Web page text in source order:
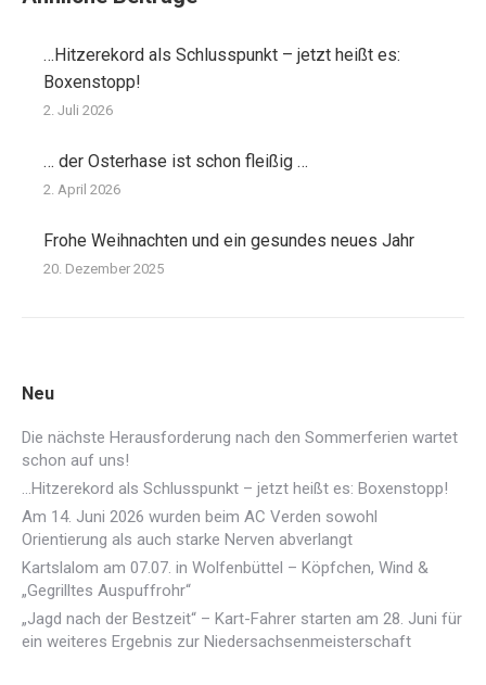
…Hitzerekord als Schlusspunkt – jetzt heißt es:
Boxenstopp!
2. Juli 2026
… der Osterhase ist schon fleißig …
2. April 2026
Frohe Weihnachten und ein gesundes neues Jahr
20. Dezember 2025
Neu
Die nächste Herausforderung nach den Sommerferien wartet
schon auf uns!
…Hitzerekord als Schlusspunkt – jetzt heißt es: Boxenstopp!
Am 14. Juni 2026 wurden beim AC Verden sowohl
Orientierung als auch starke Nerven abverlangt
Kartslalom am 07.07. in Wolfenbüttel – Köpfchen, Wind &
„Gegrilltes Auspuffrohr“
„Jagd nach der Bestzeit“ – Kart-Fahrer starten am 28. Juni für
ein weiteres Ergebnis zur Niedersachsenmeisterschaft